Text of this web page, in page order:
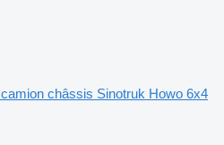
camion châssis Sinotruk Howo 6x4